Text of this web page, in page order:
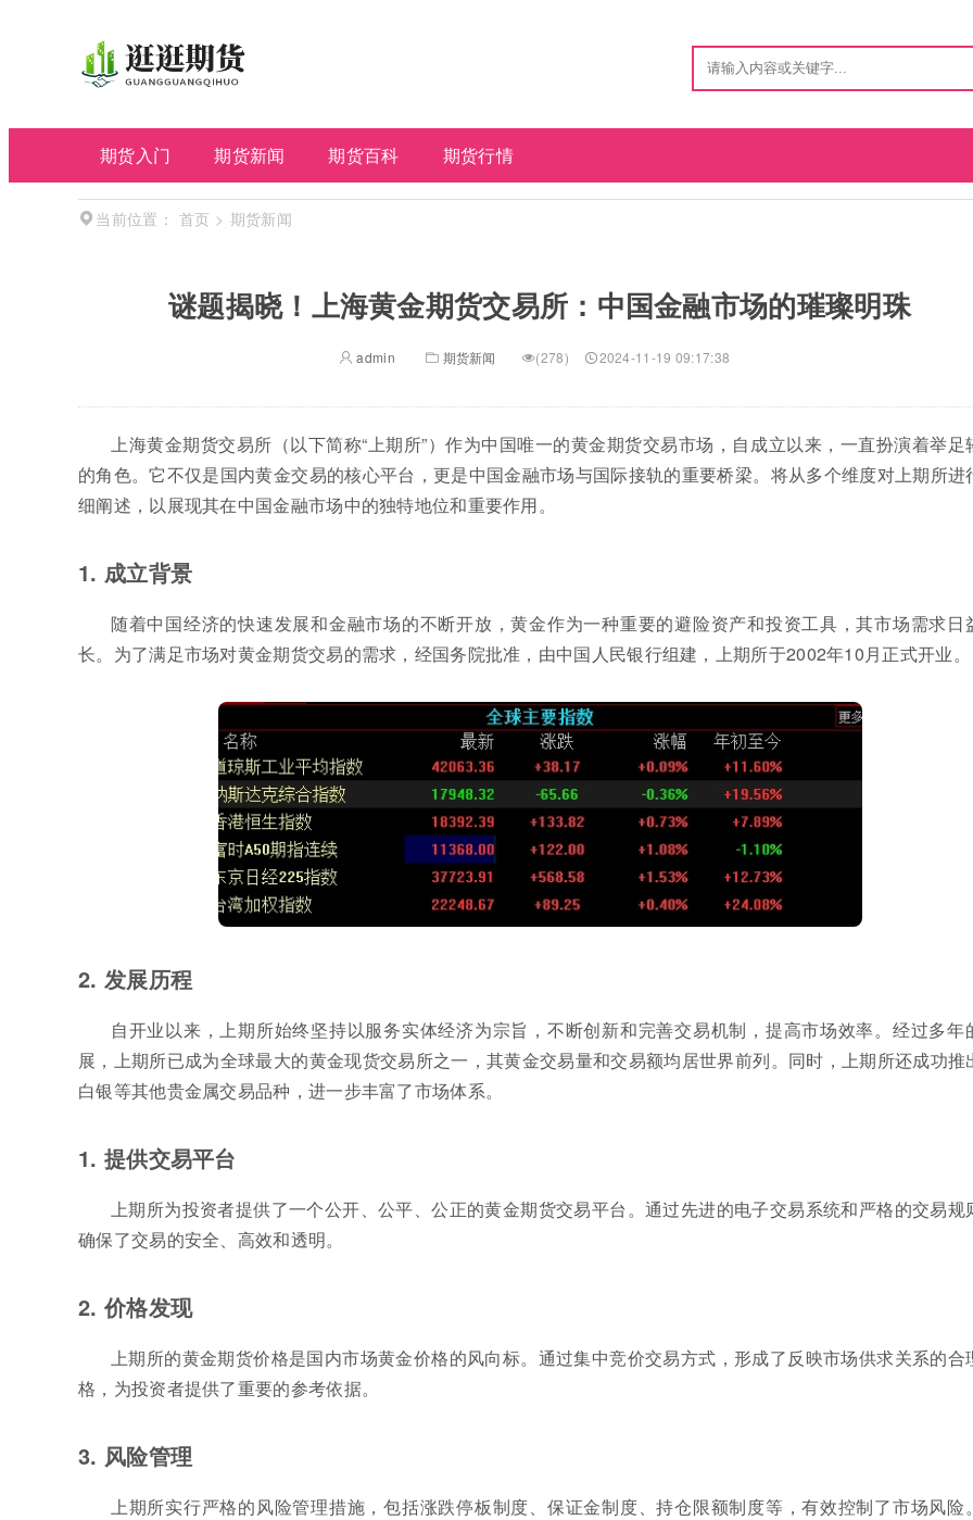
期货入门 期货新闻 期货百科 期货行情
当前位置： 首页 > 期货新闻
谜题揭晓！上海黄金期货交易所：中国金融市场的璀璨明珠
admin 期货新闻 (278) 2024-11-19 09:17:38
上海黄金期货交易所（以下简称“上期所”）作为中国唯一的黄金期货交易市场，自成立以来，一直扮演着举足
的角色。它不仅是国内黄金交易的核心平台，更是中国金融市场与国际接轨的重要桥梁。将从多个维度对上期所进
细阐述，以展现其在中国金融市场中的独特地位和重要作用。
1. 成立背景
随着中国经济的快速发展和金融市场的不断开放，黄金作为一种重要的避险资产和投资工具，其市场需求日
长。为了满足市场对黄金期货交易的需求，经国务院批准，由中国人民银行组建，上期所于2002年10月正式开业。
2. 发展历程
自开业以来，上期所始终坚持以服务实体经济为宗旨，不断创新和完善交易机制，提高市场效率。经过多年
展，上期所已成为全球最大的黄金现货交易所之一，其黄金交易量和交易额均居世界前列。同时，上期所还成功推
白银等其他贵金属交易品种，进一步丰富了市场体系。
1. 提供交易平台
上期所为投资者提供了一个公开、公平、公正的黄金期货交易平台。通过先进的电子交易系统和严格的交易规
确保了交易的安全、高效和透明。
2. 价格发现
上期所的黄金期货价格是国内市场黄金价格的风向标。通过集中竞价交易方式，形成了反映市场供求关系的合
格，为投资者提供了重要的参考依据。
3. 风险管理
上期所实行严格的风险管理措施，包括涨跌停板制度、保证金制度、持仓限额制度等，有效控制了市场风险